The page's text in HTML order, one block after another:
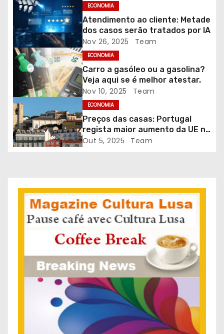
d
e
a
r
t
i
g
ECONOMIA
Atendimento ao cliente: Metade
dos casos serão tratados por IA
Nov 26, 2025 Team
ECONOMIA
Carro a gasóleo ou a gasolina?
Veja aqui se é melhor atestar.
Nov 10, 2025 Team
ECONOMIA
Preços das casas: Portugal
regista maior aumento da UE no
2.º trimestre
Out 5, 2025 Team